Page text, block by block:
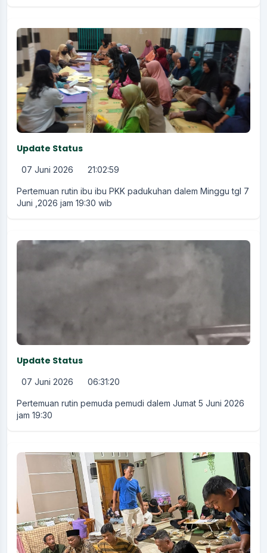
Update Status
07 Juni 2026 21:02:59
Pertemuan rutin ibu ibu PKK padukuhan dalem Minggu tgl 7
Juni ,2026 jam 19:30 wib
Update Status
07 Juni 2026 06:31:20
Pertemuan rutin pemuda pemudi dalem Jumat 5 Juni 2026
jam 19:30